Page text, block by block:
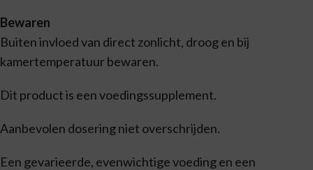
Bewaren
Buiten invloed van direct zonlicht, droog en bij
kamertemperatuur bewaren.
Dit product is een voedingssupplement.
Aanbevolen dosering niet overschrijden.
Een gevarieerde, evenwichtige voeding en een